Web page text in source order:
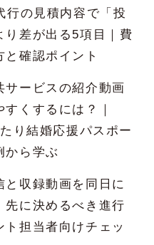
行の見積内容で「投
り差が出る5項目｜費
と確認ポイント
サービスの紹介動画
すくするには？｜
り結婚応援パスポー
から学ぶ
と収録動画を同日に
先に決めるべき進行
ト担当者向けチェッ